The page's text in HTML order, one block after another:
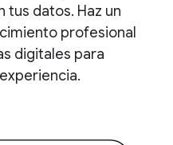
tus datos. Haz un
profesional
digitales para